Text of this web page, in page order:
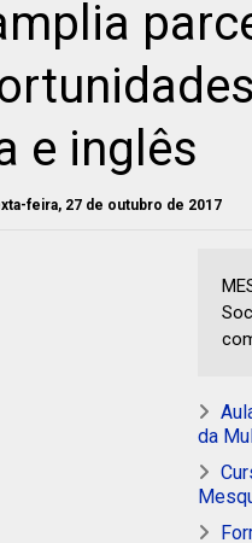
e inglês
feira, 27 de outubro de 2017
da